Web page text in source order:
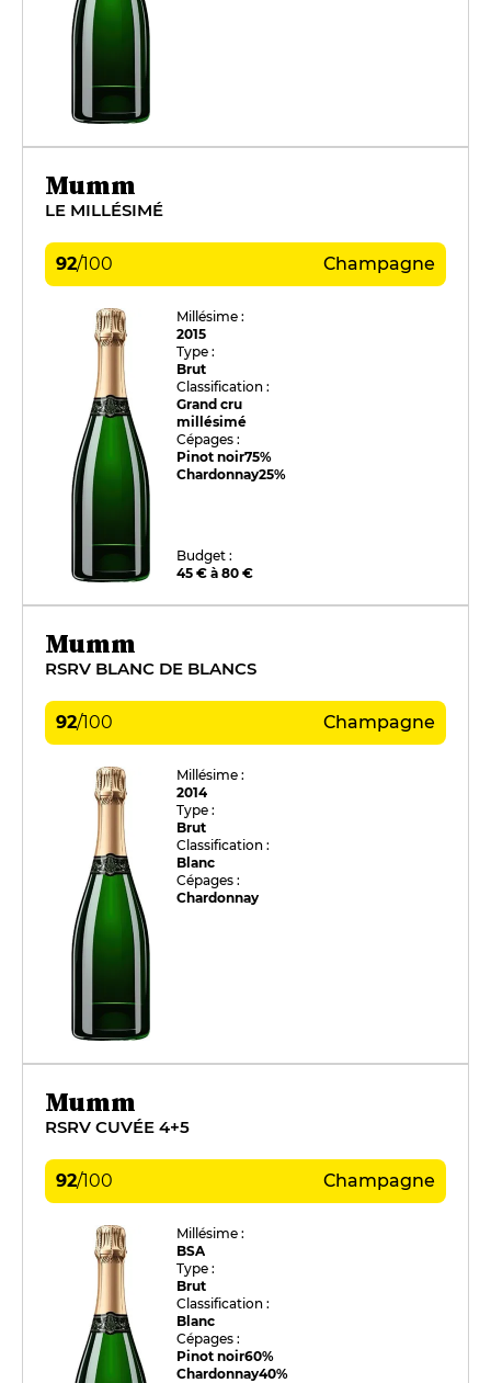
Mumm
LE MILLÉSIMÉ
92/100 Champagne
Millésime :
2015
Type :
Brut
Classification :
Grand cru
millésimé
Cépages :
Pinot noir75%
Chardonnay25%
Budget :
45 € à 80 €
Mumm
RSRV BLANC DE BLANCS
92/100 Champagne
Millésime :
2014
Type :
Brut
Classification :
Blanc
Cépages :
Chardonnay
Mumm
RSRV CUVÉE 4+5
92/100 Champagne
Millésime :
BSA
Type :
Brut
Classification :
Blanc
Cépages :
Pinot noir60%
Chardonnay40%